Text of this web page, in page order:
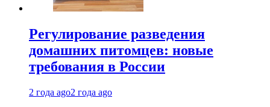
Регулирование разведения
домашних питомцев: новые
требования в России
2 года ago2 года ago